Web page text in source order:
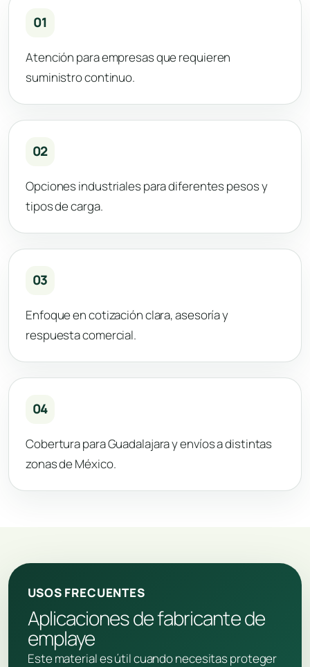
01
Atención para empresas que requieren
suministro continuo.
02
Opciones industriales para diferentes pesos y
tipos de carga.
03
Enfoque en cotización clara, asesoría y
respuesta comercial.
04
Cobertura para Guadalajara y envíos a distintas
zonas de México.
USOS FRECUENTES
Aplicaciones de fabricante de
emplaye
Este material es útil cuando necesitas proteger